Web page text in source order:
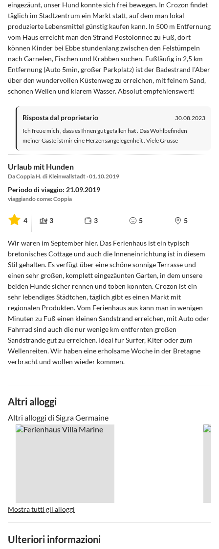
eingezäunt, unser Hund konnte sich frei bewegen. In Crozon findet
täglich im Stadtzentrum ein Markt statt, auf dem man lokal
produzierte Lebensmittel günstig kaufen kann. In 500 m Entfernung
vom Haus erreicht man den Strand Postolonnec zu Fuß, dort
können Kinder bei Ebbe stundenlang zwischen den Felstümpeln
nach Garnelen, Fischen und Krabben suchen. Fußläufig in 2,5 km
Entfernung (Auto 5min, großer Parkplatz) ist der Badestrand l'Aber
über den wundervollen Küstenweg zu erreichen, mit feinem Sand,
schönen Wellen und klarem Wasser. Absolut empfehlenswert!
Risposta dal proprietario
30.08.2023
Ich freue mich , dass es Ihnen gut gefallen hat . Das Wohlbefinden
meiner Gäste ist mir eine Herzensangelegenheit . Viele Grüsse
Urlaub mit Hunden
Da Coppia H. di Kleinwallstadt · 01.10.2019
Periodo di viaggio: 21.09.2019
viaggiando come: Coppia
4 3 3 5 5
Wir waren im September hier. Das Ferienhaus ist ein typisch
bretonisches Cottage und auch die Inneneinrichtung ist in diesem
Stil gehalten. Es verfügt über eine schöne sonnige Terrasse und
einen sehr großen, komplett eingezäunten Garten, in dem unsere
beiden Hunde sicher rennen und toben konnten. Crozon ist ein
sehr lebendiges Städtchen, täglich gibt es einen Markt mit
regionalen Produkten. Vom Ferienhaus aus kann man in wenigen
Minuten zu Fuß einen kleinen Sandstrand erreichen, mit Auto oder
Fahrrad sind auch die nur wenige km entfernten großen
Sandstrände gut zu erreichen. Ideal für Surfer, Kiter oder zum
Wellenreiten. Wir haben eine erholsame Woche in der Bretagne
verbracht und wollen wieder kommen.
Altri alloggi
Altri alloggi di Sig.ra Germaine
Mostra tutti gli alloggi
Ulteriori informazioni